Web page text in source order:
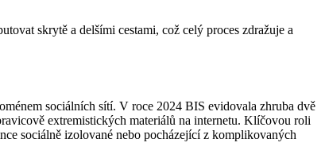
skrytě a delšími cestami, což celý proces zdražuje a
sociálních sítí. V roce 2024 BIS evidovala zhruba dvě
extremistických materiálů na internetu. Klíčovou roli
sociálně izolované nebo pocházející z komplikovaných